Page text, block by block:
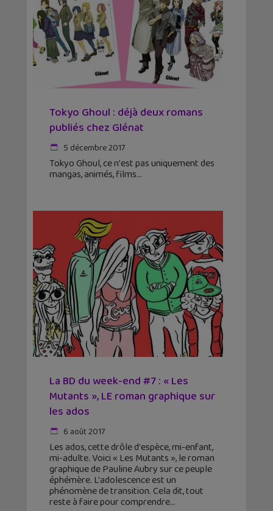
Tokyo Ghoul : déjà deux romans
publiés chez Glénat
5 décembre 2017
Tokyo Ghoul, ce n'est pas uniquement des
mangas, animés, films
La BD du week-end #7 : « Les
Mutants », LE roman graphique sur
les ados
6 août 2017
Les ados, cette drôle d'espèce, mi-enfant,
mi-adulte. Voici « Les Mutants », le roman
graphique de Pauline Aubry sur ce peuple
éphémère. L'adolescence est un
phénomène de transition. Cela dit, tout
reste à faire pour comprendre